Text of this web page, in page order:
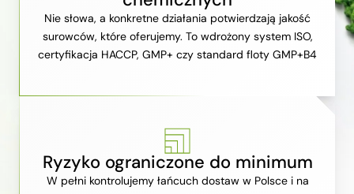
Nie słowa, a konkretne działania potwierdzają jakość
surowców, które oferujemy. To wdrożony system ISO,
certyfikacja HACCP, GMP+ czy standard floty GMP+B4
Ryzyko ograniczone do minimum
W pełni kontrolujemy łańcuch dostaw w Polsce i na